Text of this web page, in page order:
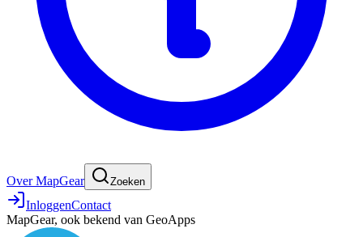
Over MapGear Zoeken
InloggenContact
MapGear, ook bekend van GeoApps